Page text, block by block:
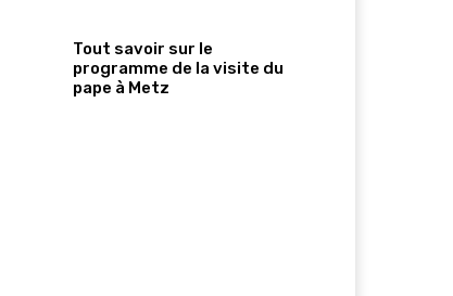
Tout savoir sur le
programme de la visite du
pape à Metz